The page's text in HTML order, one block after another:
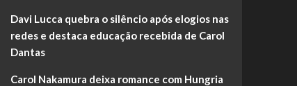
Davi Lucca quebra o silêncio após elogios nas
redes e destaca educação recebida de Carol
Dantas
Carol Nakamura deixa romance com Hungria